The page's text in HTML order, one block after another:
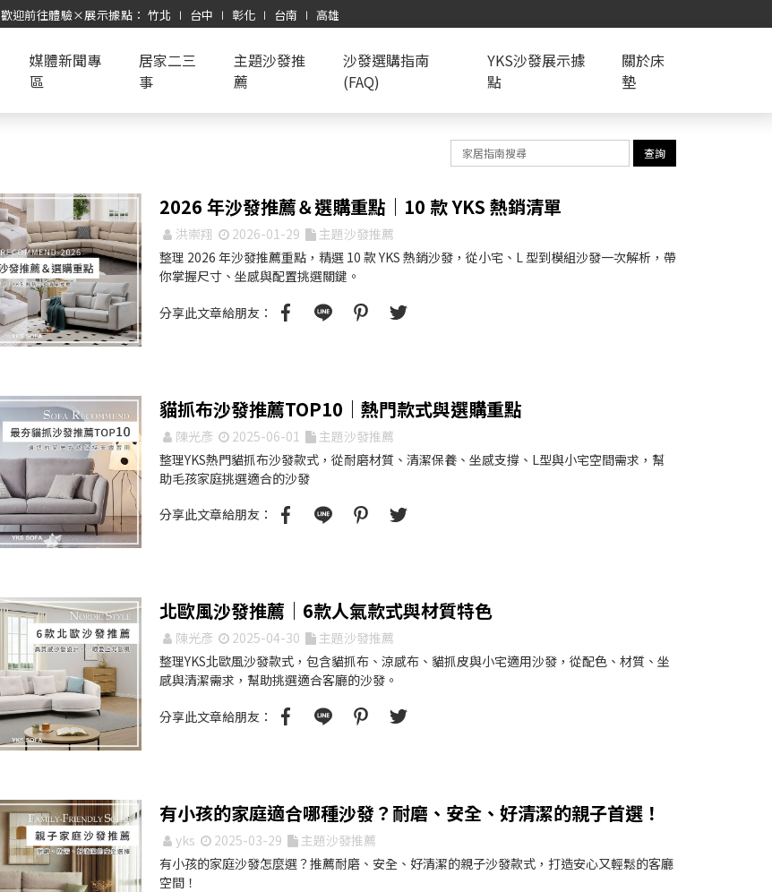
歡迎前往體驗×展示據點： 竹北 ∣ 台中 ∣ 彰化 ∣ 台南 ∣ 高雄
媒體新聞專
區
居家二三
事
主題沙發推
薦
沙發選購指南
(FAQ)
YKS沙發展示據
點
關於床
墊
查詢
2026 年沙發推薦＆選購重點｜10 款 YKS 熱銷清單
洪崇翔 2026-01-29
主題沙發推薦
整理 2026 年沙發推薦重點，精選 10 款 YKS 熱銷沙發，從小宅、L 型到模組沙發一次解析，帶
你掌握尺寸、坐感與配置挑選關鍵。
分享此文章給朋友：
貓抓布沙發推薦TOP10｜熱門款式與選購重點
陳光彥 2025-06-01
主題沙發推薦
整理YKS熱門貓抓布沙發款式，從耐磨材質、清潔保養、坐感支撐、L型與小宅空間需求，幫
助毛孩家庭挑選適合的沙發
分享此文章給朋友：
北歐風沙發推薦｜6款人氣款式與材質特色
陳光彥 2025-04-30
主題沙發推薦
整理YKS北歐風沙發款式，包含貓抓布、涼感布、貓抓皮與小宅適用沙發，從配色、材質、坐
感與清潔需求，幫助挑選適合客廳的沙發。
分享此文章給朋友：
有小孩的家庭適合哪種沙發？耐磨、安全、好清潔的親子首選！
yks 2025-03-29
主題沙發推薦
有小孩的家庭沙發怎麼選？推薦耐磨、安全、好清潔的親子沙發款式，打造安心又輕鬆的客廳
空間！